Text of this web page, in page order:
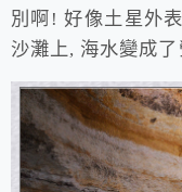
別啊! 好像土星外
沙灘上, 海水變成